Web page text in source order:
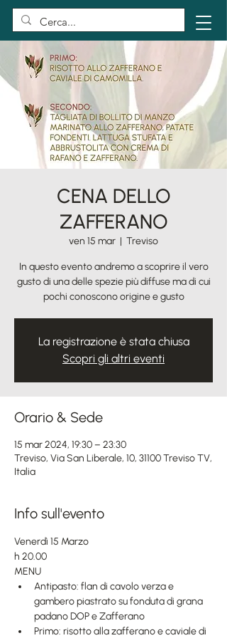
CENA DELLO
ZAFFERANO
ven 15 mar
  |
Treviso
In questo evento andremo a scoprire il vero
gusto di una delle spezie più diffuse ma di cui
pochi conoscono origine e gusto
La registrazione è stata chiusa
Scopri gli altri eventi
Orario & Sede
15 mar 2024, 19:30 – 23:30
Treviso, Via San Liberale, 10, 31100 Treviso TV,
Italia
Info sull'evento
Venerdì 15 Marzo
h 20.00
MENU
Antipasto: flan di cavolo verza e
gambero piastrato su fonduta di grana
padano DOP e Zafferano
Primo: risotto alla zafferano e caviale di